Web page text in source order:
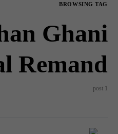
BROWSING TAG
Ghani
Remand
1 post